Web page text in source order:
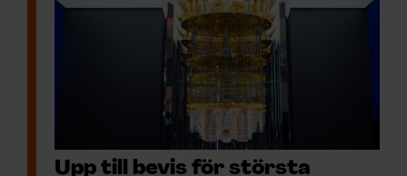
Upp till bevis för största